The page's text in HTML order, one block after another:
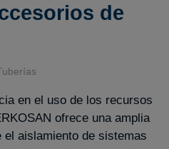
de
en el uso de los recursos
ofrece una amplia
el aislamiento de sistemas